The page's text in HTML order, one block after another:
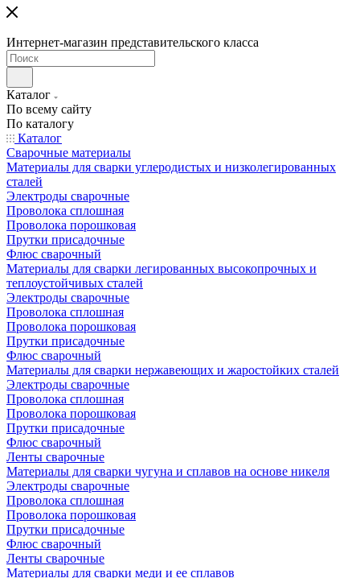
Интернет-магазин представительского класса
Каталог
По всему сайту
По каталогу
Каталог
Сварочные материалы
Материалы для сварки углеродистых и низколегированных
сталей
Электроды сварочные
Проволока сплошная
Проволока порошковая
Прутки присадочные
Флюс сварочный
Материалы для сварки легированных высокопрочных и
теплоустойчивых сталей
Электроды сварочные
Проволока сплошная
Проволока порошковая
Прутки присадочные
Флюс сварочный
Материалы для сварки нержавеющих и жаростойких сталей
Электроды сварочные
Проволока сплошная
Проволока порошковая
Прутки присадочные
Флюс сварочный
Ленты сварочные
Материалы для сварки чугуна и сплавов на основе никеля
Электроды сварочные
Проволока сплошная
Проволока порошковая
Прутки присадочные
Флюс сварочный
Ленты сварочные
Материалы для сварки меди и ее сплавов